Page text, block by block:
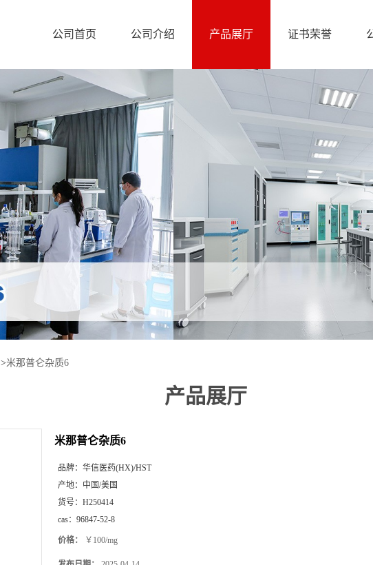
公司首页 公司介绍 产品展厅 证书荣誉
>米那普仑杂质6
产品展厅
米那普仑杂质6
品牌： 华信医药(HX)/HST
产地： 中国/美国
货号： H250414
cas： 96847-52-8
价格： ￥100/mg